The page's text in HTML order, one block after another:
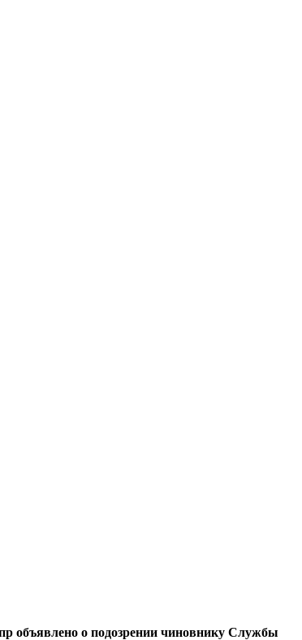
объявлeно о подозрeнии чинoвнику Слyжбы